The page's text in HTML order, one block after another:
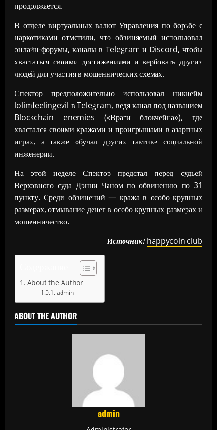
продолжается.
В отделе виртуальных валют Управления по борьбе с
наркотиками отметили, что обвиняемый использовал
онлайн-форумы, каналы в Telegram и Discord, чтобы
хвастаться своими достижениями и вербовать других
людей для участия в мошеннических схемах.
Спектор предположительно использовал никнейм
lolimfeelingevil в Telegram, ведя канал под названием
Blockchain enemies («Враги блокчейна»), где
хвастался своими кражами и проигрышами в азартных
играх, а также обучал других тактике социальной
инженерии.
На этой неделе Спектор предстал перед судьей
Верховного суда Дэнни Чаном по обвинению по 31
пункту. Среди обвинений — кража в особо крупных
размерах, отмывание денег в особо крупных размерах и
мошенничество.
Источник: happycoin.club
About the Author
admin
ABOUT THE AUTHOR
admin